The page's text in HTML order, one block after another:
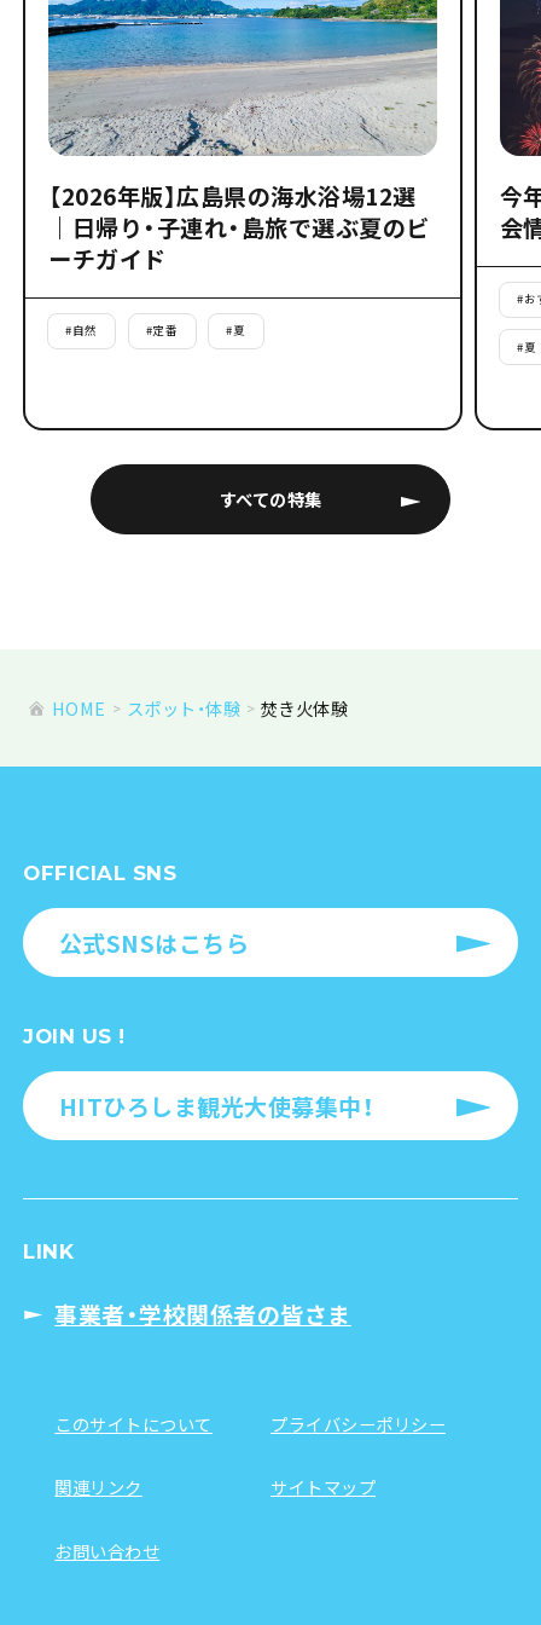
すべての特集
【2026年版】広島県の海水浴場12選
｜日帰り・子連れ・島旅で選ぶ夏のビ
ーチガイド
#自然 #定番 #夏
今
会
#お
#夏
HOME スポット・体験 焚き火体験
OFFICIAL SNS
公式SNSはこちら
JOIN US !
HITひろしま観光大使募集中！
LINK
事業者・学校関係者の皆さま
このサイトについて プライバシーポリシー
関連リンク サイトマップ
お問い合わせ